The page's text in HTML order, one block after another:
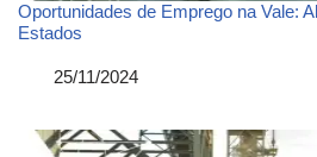
Oportunidades de Emprego na Vale:
Estados
Data25/11/2024